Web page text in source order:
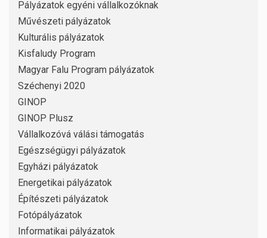
Pályázatok egyéni vállalkozóknak
Művészeti pályázatok
Kulturális pályázatok
Kisfaludy Program
Magyar Falu Program pályázatok
Széchenyi 2020
GINOP
GINOP Plusz
Vállalkozóvá válási támogatás
Egészségügyi pályázatok
Egyházi pályázatok
Energetikai pályázatok
Építészeti pályázatok
Fotópályázatok
Informatikai pályázatok